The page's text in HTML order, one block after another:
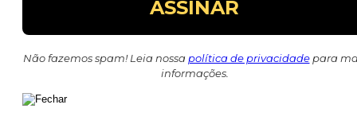
Não fazemos spam! Leia nossapolítica de privacidadepara
informações.